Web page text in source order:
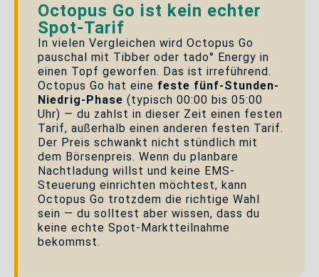
Octopus Go ist kein echter
Spot-Tarif
In vielen Vergleichen wird Octopus Go
pauschal mit Tibber oder tado° Energy in
einen Topf geworfen. Das ist irreführend.
Octopus Go hat eine feste fünf-Stunden-
Niedrig-Phase (typisch 00:00 bis 05:00
Uhr) — du zahlst in dieser Zeit einen festen
Tarif, außerhalb einen anderen festen Tarif.
Der Preis schwankt nicht stündlich mit
dem Börsenpreis. Wenn du planbare
Nachtladung willst und keine EMS-
Steuerung einrichten möchtest, kann
Octopus Go trotzdem die richtige Wahl
sein — du solltest aber wissen, dass du
keine echte Spot-Marktteilnahme
bekommst.